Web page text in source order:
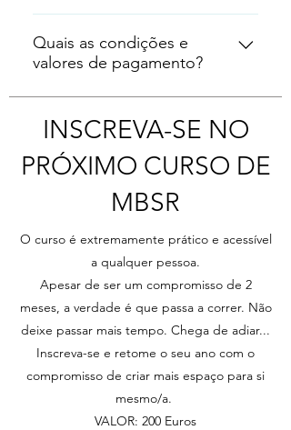
11 de novembro e 18 de
novembro Horário: 19h00 às 21h30
Todos os que estejam
interessados em integrar o
Mindfulness no seu dia-a-dia e se
trabalhos entre sessões.
Quais as condições e
valores de pagamento?
A pré-inscrição deve ser feita
mediante preenchimento do
sinal. Sinal / reserva de lugar 60€
Total do valor do curso 200€ 20%
de desconto aplicável a todos os
que se inscreverem antes de dia
08 de abril Pode realizar o
pagamento por - PayPal
diretamente no site OU - Por
transferência bancária para o
seguinte IBAN: PT50 0010 0000
5149 9780 0010 3
INSCREVA-SE NO
PRÓXIMO CURSO DE
MBSR
O curso é extremamente prático e acessível
a qualquer pessoa.
Apesar de ser um compromisso de 2
meses, a verdade é que passa a correr. Não
deixe passar mais tempo. Chega de adiar...
Inscreva-se e retome o seu ano com o
compromisso de criar mais espaço para si
mesmo/a.
VALOR: 200 Euros